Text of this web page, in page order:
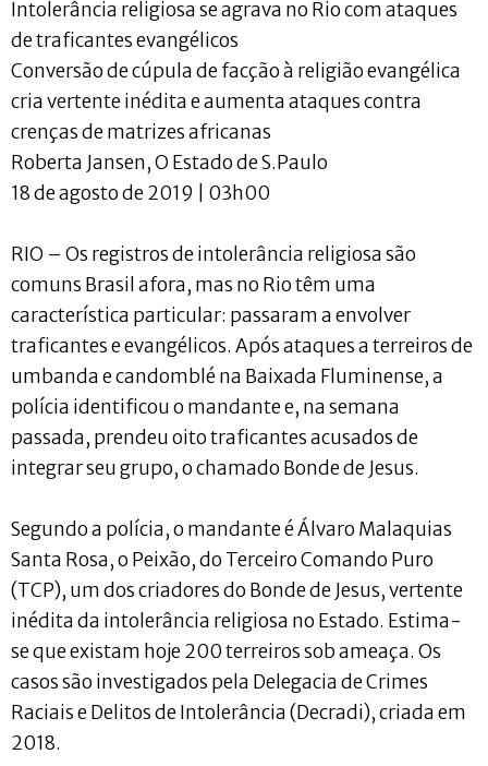
Intolerância religiosa se agrava no Rio com ataques
de traficantes evangélicos
Conversão de cúpula de facção à religião evangélica
cria vertente inédita e aumenta ataques contra
crenças de matrizes africanas
Roberta Jansen, O Estado de S.Paulo
18 de agosto de 2019 | 03h00
RIO – Os registros de intolerância religiosa são
comuns Brasil afora, mas no Rio têm uma
característica particular: passaram a envolver
traficantes e evangélicos. Após ataques a terreiros de
umbanda e candomblé na Baixada Fluminense, a
polícia identificou o mandante e, na semana
passada, prendeu oito traficantes acusados de
integrar seu grupo, o chamado Bonde de Jesus.
Segundo a polícia, o mandante é Álvaro Malaquias
Santa Rosa, o Peixão, do Terceiro Comando Puro
(TCP), um dos criadores do Bonde de Jesus, vertente
inédita da intolerância religiosa no Estado. Estima-
se que existam hoje 200 terreiros sob ameaça. Os
casos são investigados pela Delegacia de Crimes
Raciais e Delitos de Intolerância (Decradi), criada em
2018.